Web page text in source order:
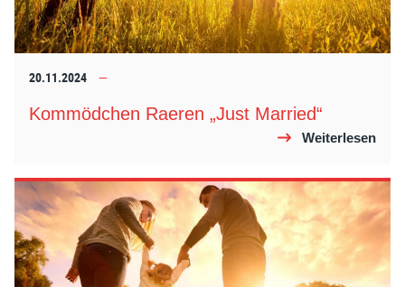
20.11.2024
Kommödchen Raeren „Just Married“
Weiterlesen